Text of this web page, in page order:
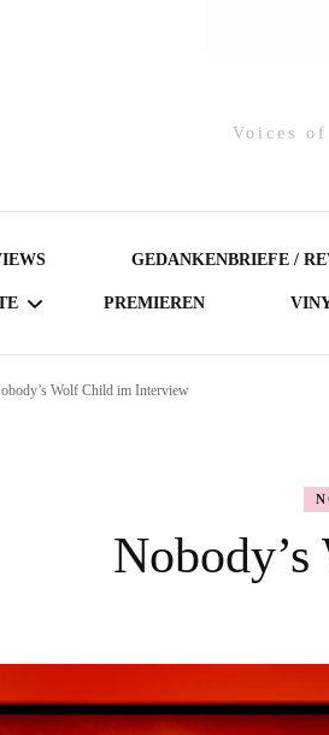
Voices
GEDANKENBRIEFE /
PREMIEREN
Wolf Child im Interview